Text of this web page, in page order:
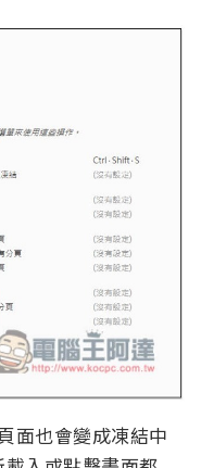
面也會變成凍結中